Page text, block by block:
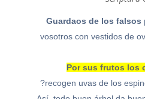
Guardaos de los falsos
vosotros con vestidos de
Por sus frutos los
recogen uvas de los